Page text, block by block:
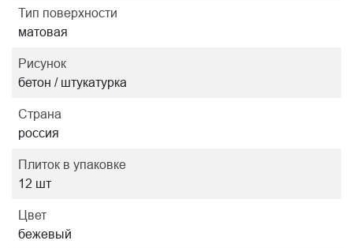
Тип поверхности
матовая
Рисунок
бетон / штукатурка
Страна
россия
Плиток в упаковке
12 шт
Цвет
бежевый